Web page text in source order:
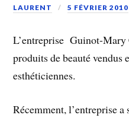
LAURENT 5 FÉVRIER 2010
L’entreprise Guinot-Mary
produits de beauté vendus
esthéticiennes.
Récemment, l’entreprise